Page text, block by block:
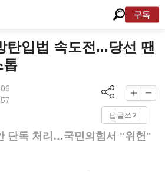
구독
탄입법 속도전...당선 땐
톱
답글쓰기
단독 처리…국민의힘서 "위헌"